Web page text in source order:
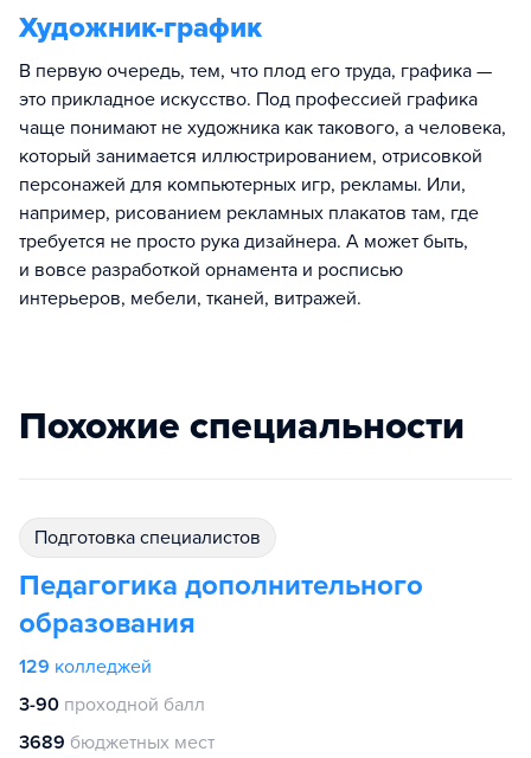
Художник-график
В первую очередь, тем, что плод его труда, графика —
это прикладное искусство. Под профессией графика
чаще понимают не художника как такового, а человека,
который занимается иллюстрированием, отрисовкой
персонажей для компьютерных игр, рекламы. Или,
например, рисованием рекламных плакатов там, где
требуется не просто рука дизайнера. А может быть,
и вовсе разработкой орнамента и росписью
интерьеров, мебели, тканей, витражей.
Похожие специальности
подготовка специалистов
Педагогика дополнительного
образования
129 колледжей
3-90 проходной балл
3689 бюджетных мест